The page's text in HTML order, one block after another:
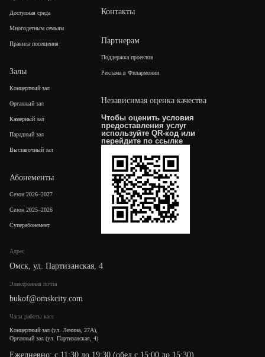
Адрес
Омск, ул. Партизанская, 4
Электронная почта
bukof@omskcity.com
Часы работы касс
Концертный зал (ул. Ленина, 27А),
Органный зал (ул. Партизанская, 4)
Ежедневно: с 11:30 до 19:30 (обед с 15:00 до 15:30)
Доступная среда
Многодетным семьям
Правила посещения
Залы
Концертный зал
Органный зал
Камерный зал
Парадный зал
Выставочный зал
Абонементы
Сезон 2026–2027
Сезон 2025–2026
Суперабонемент
Контакты
Партнерам
Поддержка проектов
Реклама в Филармонии
Независимая оценка качества
Чтобы оценить условия
предоставления услуг
используйте QR-код или
перейдите по ссылке